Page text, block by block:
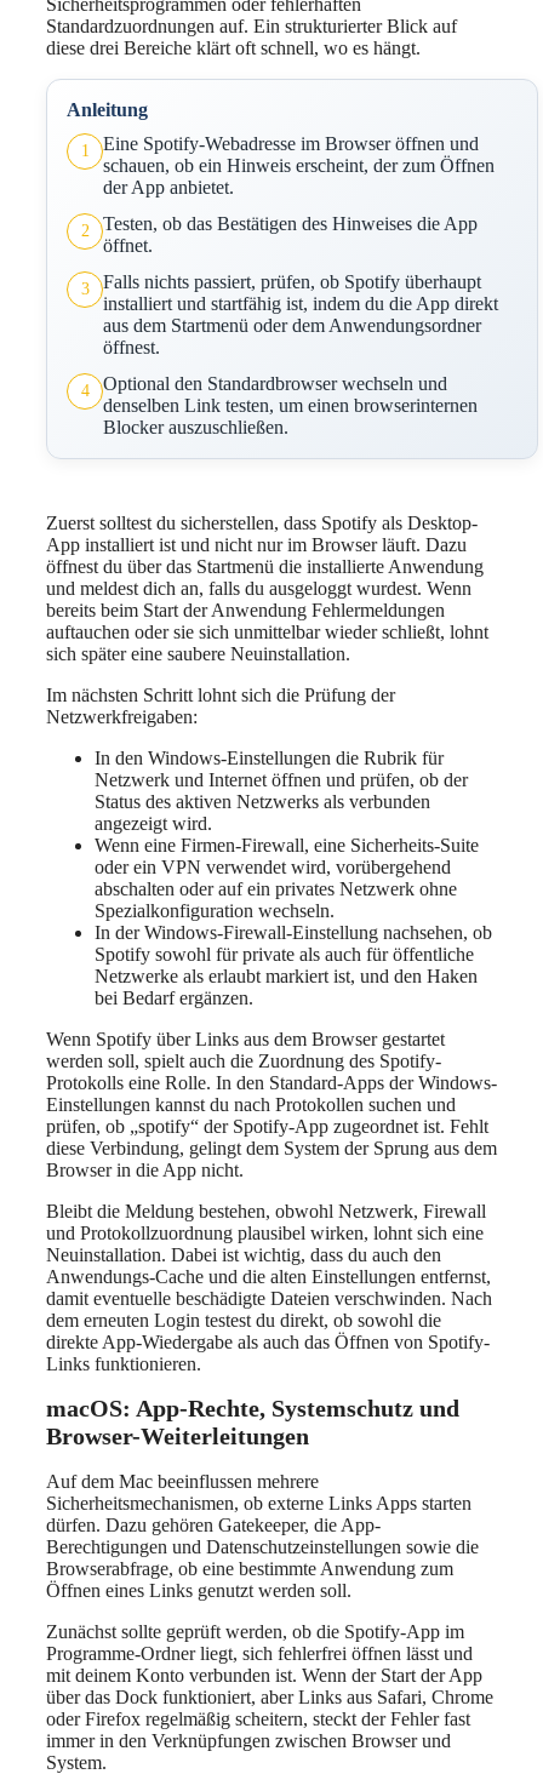
Standardzuordnungen auf. Ein strukturierter Blick auf
diese drei Bereiche klärt oft schnell, wo es hängt.
Anleitung
1
Eine Spotify-Webadresse im Browser öffnen und
schauen, ob ein Hinweis erscheint, der zum Öffnen
der App anbietet.
2
Testen, ob das Bestätigen des Hinweises die App
öffnet.
3
Falls nichts passiert, prüfen, ob Spotify überhaupt
installiert und startfähig ist, indem du die App direkt
aus dem Startmenü oder dem Anwendungsordner
öffnest.
4
Optional den Standardbrowser wechseln und
denselben Link testen, um einen browserinternen
Blocker auszuschließen.
Zuerst solltest du sicherstellen, dass Spotify als Desktop-
App installiert ist und nicht nur im Browser läuft. Dazu
öffnest du über das Startmenü die installierte Anwendung
und meldest dich an, falls du ausgeloggt wurdest. Wenn
bereits beim Start der Anwendung Fehlermeldungen
auftauchen oder sie sich unmittelbar wieder schließt, lohnt
sich später eine saubere Neuinstallation.
Im nächsten Schritt lohnt sich die Prüfung der
Netzwerkfreigaben:
In den Windows-Einstellungen die Rubrik für
Netzwerk und Internet öffnen und prüfen, ob der
Status des aktiven Netzwerks als verbunden
angezeigt wird.
Wenn eine Firmen-Firewall, eine Sicherheits-Suite
oder ein VPN verwendet wird, vorübergehend
abschalten oder auf ein privates Netzwerk ohne
Spezialkonfiguration wechseln.
In der Windows-Firewall-Einstellung nachsehen, ob
Spotify sowohl für private als auch für öffentliche
Netzwerke als erlaubt markiert ist, und den Haken
bei Bedarf ergänzen.
Wenn Spotify über Links aus dem Browser gestartet
werden soll, spielt auch die Zuordnung des Spotify-
Protokolls eine Rolle. In den Standard-Apps der Windows-
Einstellungen kannst du nach Protokollen suchen und
prüfen, ob „spotify“ der Spotify-App zugeordnet ist. Fehlt
diese Verbindung, gelingt dem System der Sprung aus dem
Browser in die App nicht.
Bleibt die Meldung bestehen, obwohl Netzwerk, Firewall
und Protokollzuordnung plausibel wirken, lohnt sich eine
Neuinstallation. Dabei ist wichtig, dass du auch den
Anwendungs-Cache und die alten Einstellungen entfernst,
damit eventuelle beschädigte Dateien verschwinden. Nach
dem erneuten Login testest du direkt, ob sowohl die
direkte App-Wiedergabe als auch das Öffnen von Spotify-
Links funktionieren.
macOS: App-Rechte, Systemschutz und
Browser-Weiterleitungen
Auf dem Mac beeinflussen mehrere
Sicherheitsmechanismen, ob externe Links Apps starten
dürfen. Dazu gehören Gatekeeper, die App-
Berechtigungen und Datenschutzeinstellungen sowie die
Browserabfrage, ob eine bestimmte Anwendung zum
Öffnen eines Links genutzt werden soll.
Zunächst sollte geprüft werden, ob die Spotify-App im
Programme-Ordner liegt, sich fehlerfrei öffnen lässt und
mit deinem Konto verbunden ist. Wenn der Start der App
über das Dock funktioniert, aber Links aus Safari, Chrome
oder Firefox regelmäßig scheitern, steckt der Fehler fast
immer in den Verknüpfungen zwischen Browser und
System.